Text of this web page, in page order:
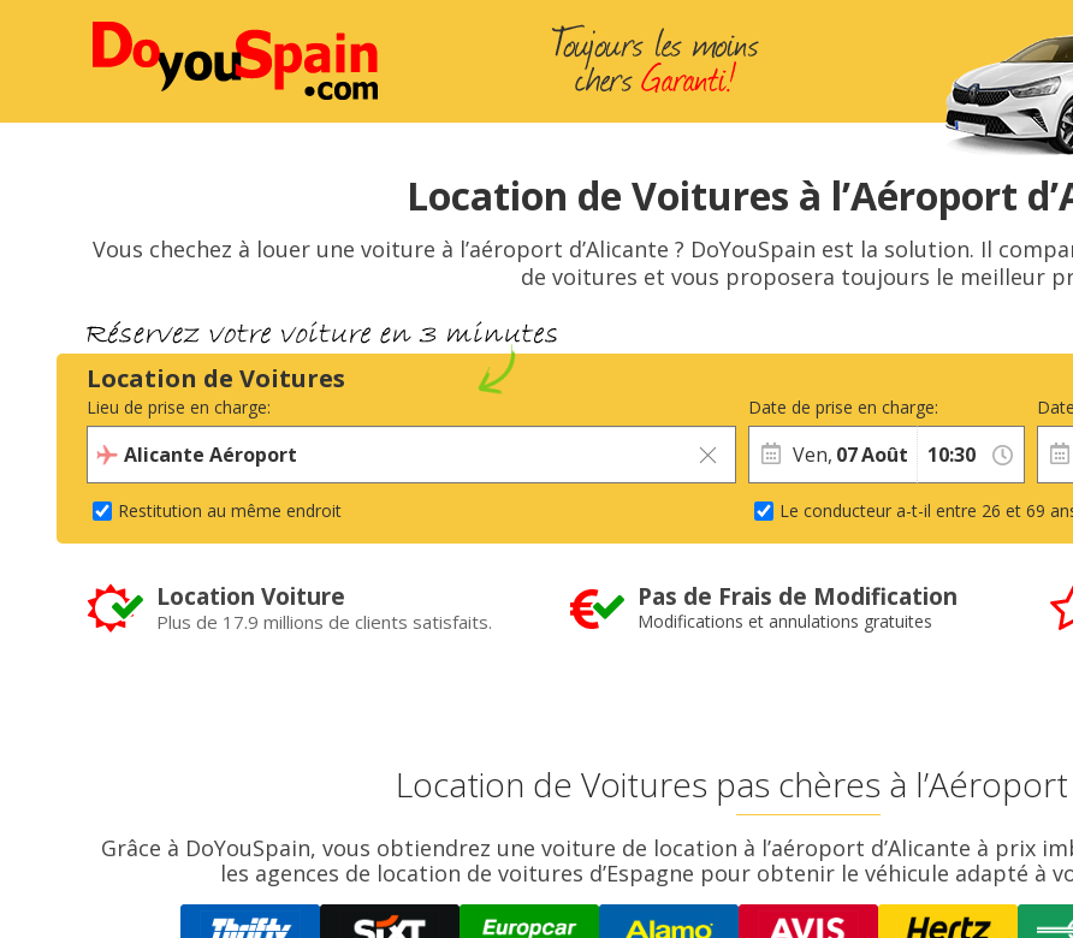
Location de Voitures à l’Aéroport
Vous chechez à louer une voiture à l’aéroport d’Alicante ? DoYouSpain est la solution. Il
de voitures et vous proposera toujours le meilleur
Location de Voitures
Lieu de prise en charge:
Restitution au même endroit
Date de prise en charge:
Ven, 07Août
Le conducteur a-t-il entre 26 et 69
Location Voiture
Plus de 17.9 millions de clients satisfaits.
Pas de Frais de Modification
Modifications et annulations gratuites
Location de Voitures pas chères à l’Aéroport
Grâce à DoYouSpain, vous obtiendrez une voiture de location à l’aéroport d’Alicante à prix
les agences de location de voitures d’Espagne pour obtenir le véhicule adapté à